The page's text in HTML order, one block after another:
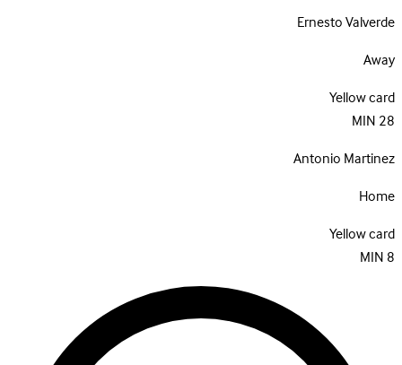
Ernesto Valverde
Away
Yellow card
28
MIN
Antonio Martinez
Home
Yellow card
8
MIN